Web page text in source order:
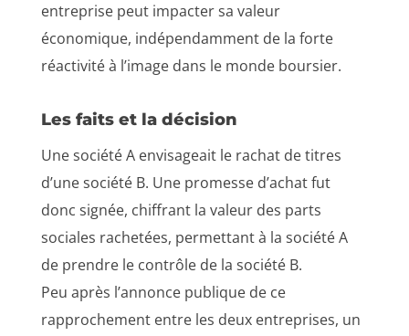
entreprise peut impacter sa valeur
économique, indépendamment de la forte
réactivité à l’image dans le monde boursier.
Les faits et la décision
Une société A envisageait le rachat de titres
d’une société B. Une promesse d’achat fut
donc signée, chiffrant la valeur des parts
sociales rachetées, permettant à la société A
de prendre le contrôle de la société B.
Peu après l’annonce publique de ce
rapprochement entre les deux entreprises, un